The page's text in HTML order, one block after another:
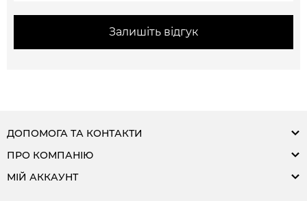
Залишіть відгук
ДОПОМОГА ТА КОНТАКТИ
ПРО КОМПАНІЮ
МІЙ АККАУНТ